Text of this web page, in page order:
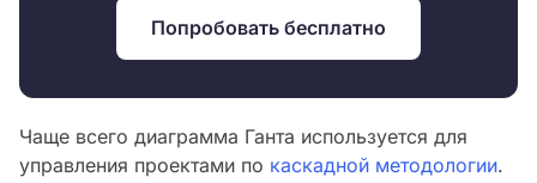
Попробовать бесплатно
Чаще всего диаграмма Ганта используется для
управления проектами по каскадной методологии.